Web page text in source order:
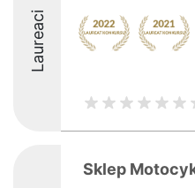
Laureaci
Sklep